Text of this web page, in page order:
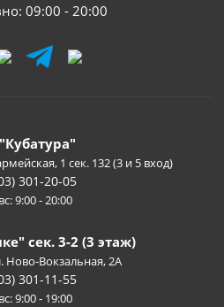
09:00 - 20:00
1 сек. 132 (3 и 5 вход)
301-20-05
9:00 - 20:00
сек. 3-2 (3 этаж)
Ново-Вокзальная, 2А
301-11-55
9:00 - 19:00